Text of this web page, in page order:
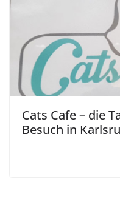
Cats Cafe – die
Besuch in